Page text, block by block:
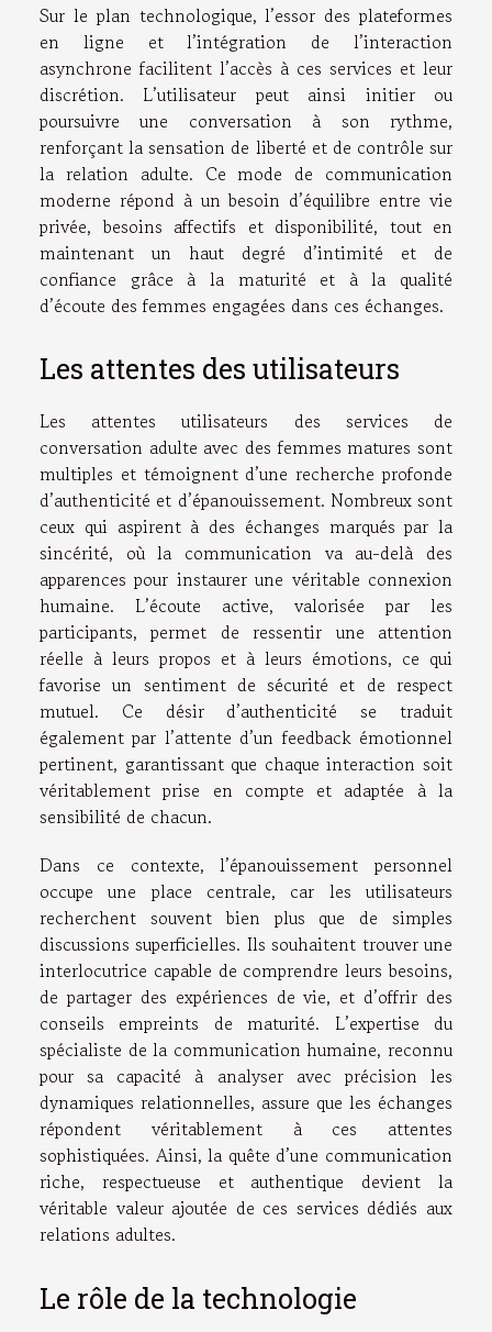
Sur le plan technologique, l’essor des plateformes
en ligne et l’intégration de l’interaction
asynchrone facilitent l’accès à ces services et leur
discrétion. L’utilisateur peut ainsi initier ou
poursuivre une conversation à son rythme,
renforçant la sensation de liberté et de contrôle sur
la relation adulte. Ce mode de communication
moderne répond à un besoin d’équilibre entre vie
privée, besoins affectifs et disponibilité, tout en
maintenant un haut degré d’intimité et de
confiance grâce à la maturité et à la qualité
d’écoute des femmes engagées dans ces échanges.
Les attentes des utilisateurs
Les attentes utilisateurs des services de
conversation adulte avec des femmes matures sont
multiples et témoignent d’une recherche profonde
d’authenticité et d’épanouissement. Nombreux sont
ceux qui aspirent à des échanges marqués par la
sincérité, où la communication va au-delà des
apparences pour instaurer une véritable connexion
humaine. L’écoute active, valorisée par les
participants, permet de ressentir une attention
réelle à leurs propos et à leurs émotions, ce qui
favorise un sentiment de sécurité et de respect
mutuel. Ce désir d’authenticité se traduit
également par l’attente d’un feedback émotionnel
pertinent, garantissant que chaque interaction soit
véritablement prise en compte et adaptée à la
sensibilité de chacun.
Dans ce contexte, l’épanouissement personnel
occupe une place centrale, car les utilisateurs
recherchent souvent bien plus que de simples
discussions superficielles. Ils souhaitent trouver une
interlocutrice capable de comprendre leurs besoins,
de partager des expériences de vie, et d’offrir des
conseils empreints de maturité. L’expertise du
spécialiste de la communication humaine, reconnu
pour sa capacité à analyser avec précision les
dynamiques relationnelles, assure que les échanges
répondent véritablement à ces attentes
sophistiquées. Ainsi, la quête d’une communication
riche, respectueuse et authentique devient la
véritable valeur ajoutée de ces services dédiés aux
relations adultes.
Le rôle de la technologie